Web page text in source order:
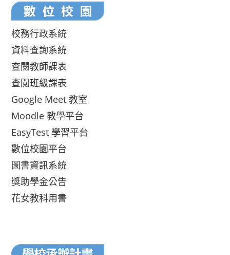
校務行政系統
資料查詢系統
查閱教師課表
查閱班級課表
Google Meet 教室
Moodle 教學平台
EasyTest 學習平台
數位校園平台
圖書資訊系統
獎助學金公告
花女教科用書